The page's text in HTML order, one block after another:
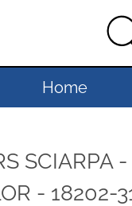
Home
Donna
SCIARPA -
- 18202-